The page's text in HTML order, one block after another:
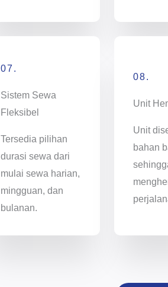
07.
Sistem Sewa
Fleksibel
Tersedia pilihan
durasi sewa dari
mulai sewa harian,
mingguan, dan
bulanan.
08.
Unit
Unit
bahan